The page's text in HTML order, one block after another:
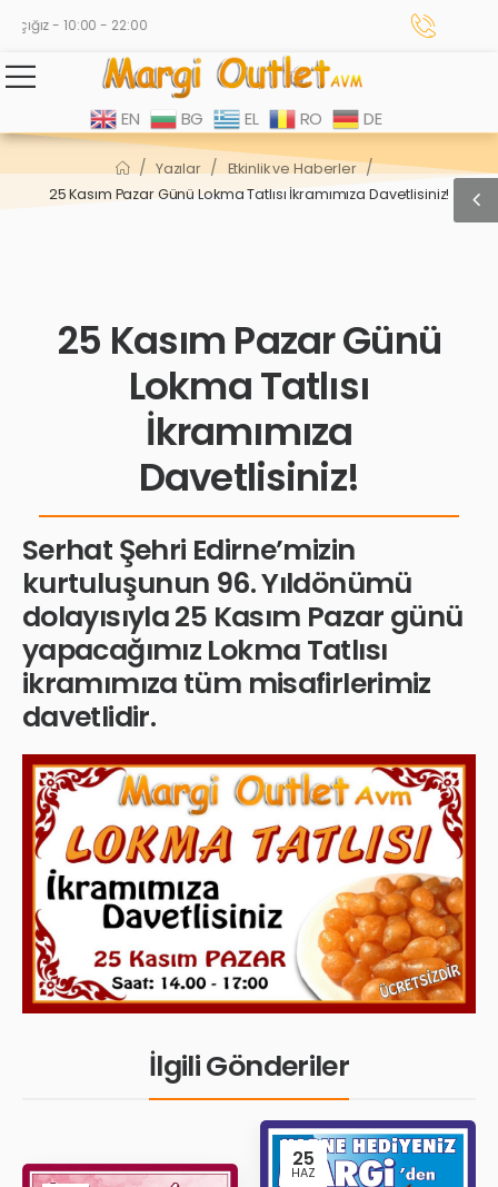
- 10:00 - 22:00
EN BG EL RO DE
/ Yazılar / Etkinlik ve Haberler /
25 Kasım Pazar Günü Lokma Tatlısı İkramımıza Davetlisiniz!
25 Kasım Pazar Günü
Lokma Tatlısı
İkramımıza
Davetlisiniz!
Serhat Şehri Edirne’mizin
kurtuluşunun 96. Yıldönümü
dolayısıyla 25 Kasım Pazar günü
yapacağımız Lokma Tatlısı
ikramımıza tüm misafirlerimiz
davetlidir.
İlgili Gönderiler
25
HAZ